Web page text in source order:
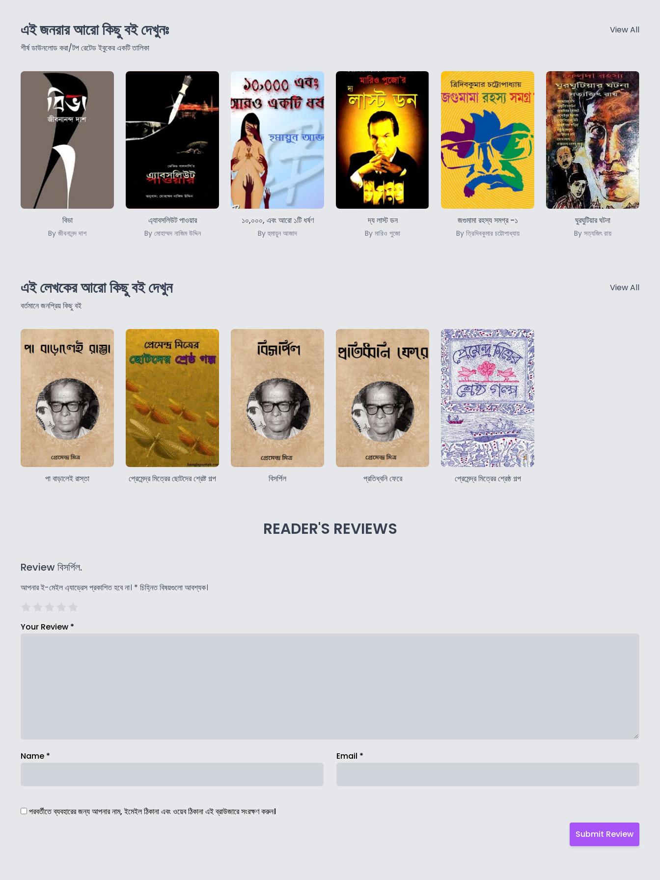
এই জনরার আরো কিছু বই দেখুনঃ
শীর্ষ ডাউনলোড করা/টপ রেটেড ইবুকের একটি তালিকা
View All
বিভা
By জীবনানন্দ দাশ
এ্যাবসলিউট পাওয়ার
By মোহাম্মদ নাজিম উদ্দিন
১০,০০০, এবং আরো ১টি ধর্ষণ
By হুমায়ুন আজাদ
দ্য লাস্ট ডন
By মারিও পুজো
জগুমামা রহস্য সমগ্র -১
By ত্রিদিবকুমার চট্টোপাধ্যায়
ঘুরঘুটিয়ার ঘটনা
By সত্যজিৎ রায়
এই লেখকের আরো কিছু বই দেখুন
বর্তমানে জনপ্রিয় কিছু বই
View All
পা বাড়ালেই রাস্তা প্রেমেন্দ্র মিত্রের ছোটদের শ্রেষ্ট গল্প বিসর্পিল প্রতিধ্বনি ফেরে প্রেমেন্দ্র মিত্রের শ্রেষ্ঠ গল্প
READER'S REVIEWS
Review বিসর্পিল.
আপনার ই-মেইল এ্যাড্রেস প্রকাশিত হবে না। * চিহ্নিত বিষয়গুলো আবশ্যক।
Your Review *
Name * Email *
পরবর্তীতে ব্যবহারের জন্য আপনার নাম, ইমেইল ঠিকানা এবং ওয়েব ঠিকানা এই ব্রাউজারে সংরক্ষণ করুন।